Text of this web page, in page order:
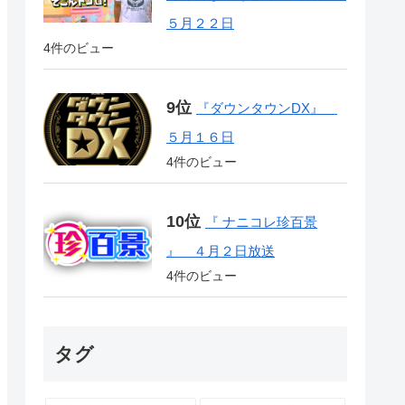
５月２２日
4件のビュー
『ダウンタウンDX』
５月１６日
4件のビュー
『 ナニコレ珍百景
』 ４月２日放送
4件のビュー
タグ